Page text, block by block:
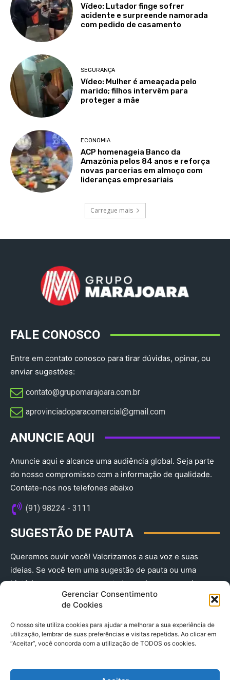
Gerenciar Consentimento
de Cookies
O nosso site utiliza cookies para ajudar a melhorar a sua experiência de
utilização, lembrar de suas preferências e visitas repetidas. Ao clicar em
“Aceitar”, você concorda com a utilização de TODOS os cookies.
Vídeo: Lutador finge sofrer
acidente e surpreende namorada
com pedido de casamento
SEGURANÇA
Vídeo: Mulher é ameaçada pelo
marido; filhos intervêm para
proteger a mãe
ECONOMIA
ACP homenageia Banco da
Amazônia pelos 84 anos e reforça
novas parcerias em almoço com
lideranças empresariais
Carregue mais
FALE CONOSCO
Entre em contato conosco para tirar dúvidas, opinar, ou
enviar sugestões:
contato@grupomarajoara.com.br
aprovinciadoparacomercial@gmail.com​
ANUNCIE AQUI
Anuncie aqui e alcance uma audiência global. Seja parte
do nosso compromisso com a informação de qualidade.
Contate-nos nos telefones abaixo
(91) 98224 - 3111
SUGESTÃO DE PAUTA
Queremos ouvir você! Valorizamos a sua voz e suas
ideias. Se você tem uma sugestão de pauta ou uma
história que merece ser contada, envie-nos agora!
(91) 98224 - 3111